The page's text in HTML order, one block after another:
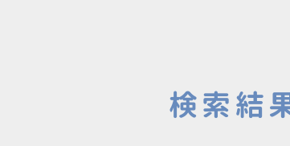
検索結